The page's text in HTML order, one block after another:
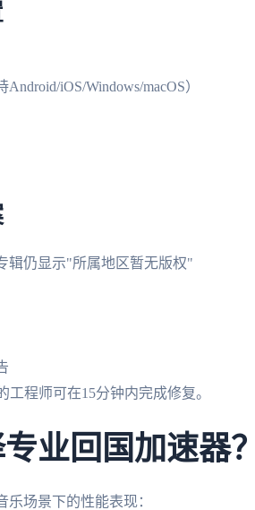
iOS/Windows/macOS）
辑仍显示"所属地区暂无版权"
程师可在15分钟内完成修复。
业回国加速器？
场景下的性能表现：